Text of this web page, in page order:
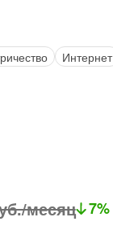
Интернет
месяц 7%